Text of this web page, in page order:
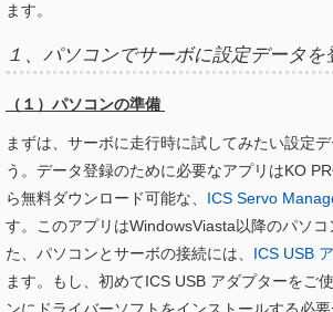
ます。
１、パソコンでサーボに設定データを
（１）パソコンの準備
まずは、サーボに走行時に試してみたい設定
う。データ登録のために必要なアプリはKO
ら無料ダウンロード可能な、 ICS Servo
す。このアプリはWindowsViasta以降のパソコ
た、パソコンとサーボの接続には、 ICS USB
ます。もし、初めてICS USB アダプターをご